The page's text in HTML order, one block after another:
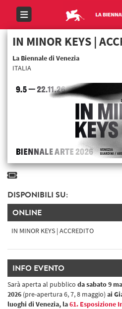
IN MINOR KEYS |
La Biennale di Venezia
ITALIA
DISPONIBILI SU:
ONLINE
IN MINOR KEYS | ACCREDITO
INFO EVENTO
Sarà aperta al pubblico da sabato 9
2026 (pre-apertura 6, 7, 8 maggio) ai
luoghi di Venezia, la61. Esposizione